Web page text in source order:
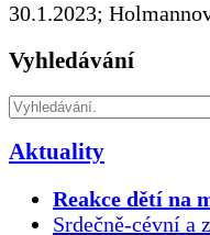
30.1.2023;
Vyhledávání
Aktuality
Reakce dětí na
Srdečně-cévní a